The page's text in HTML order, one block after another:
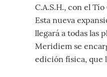
C.A.S.H., con el
Esta nueva
llegará a todas las
Meridiem se
edición física, que